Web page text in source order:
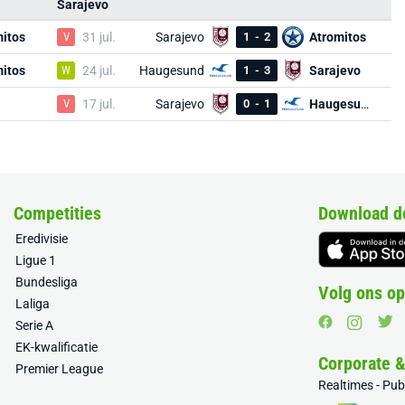
Sarajevo
V 31 jul. Sarajevo 1 - 2 Atromitos
W 24 jul. Haugesund 1 - 3 Sarajevo
V 17 jul. Sarajevo 0 - 1 Haugesund
Competities
Eredivisie
Ligue 1
Bundesliga
Laliga
Serie A
EK-kwalificatie
Premier League
Download
Volg ons
Corporate
Realtimes -